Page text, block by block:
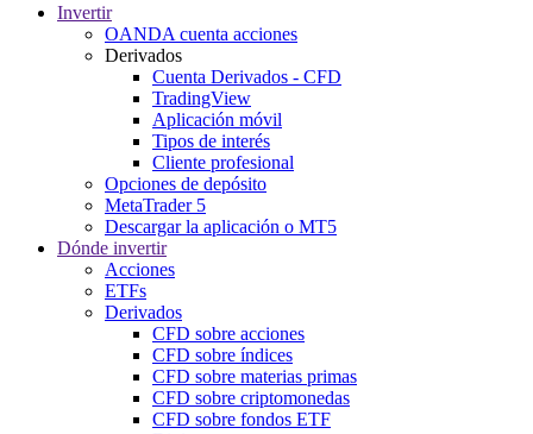
Invertir
OANDA cuenta acciones
Derivados
Cuenta Derivados - CFD
TradingView
Aplicación móvil
Tipos de interés
Cliente profesional
Opciones de depósito
MetaTrader 5
Descargar la aplicación o MT5
Dónde invertir
Acciones
ETFs
Derivados
CFD sobre acciones
CFD sobre índices
CFD sobre materias primas
CFD sobre criptomonedas
CFD sobre fondos ETF